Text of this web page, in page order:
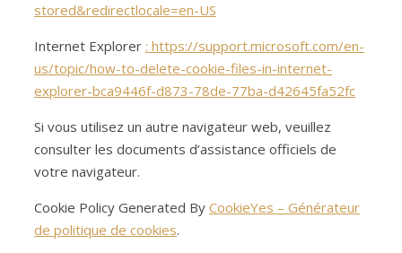
stored&redirectlocale=en-US
Internet Explorer : https://support.microsoft.com/en-
us/topic/how-to-delete-cookie-files-in-internet-
explorer-bca9446f-d873-78de-77ba-d42645fa52fc
Si vous utilisez un autre navigateur web, veuillez
consulter les documents d’assistance officiels de
votre navigateur.
Cookie Policy Generated By CookieYes – Générateur
de politique de cookies.